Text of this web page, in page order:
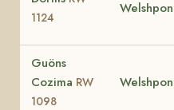
1124
Guöns
Cozima RW
1098